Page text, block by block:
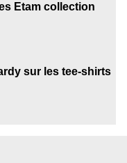
Etam collection
sur les tee-shirts